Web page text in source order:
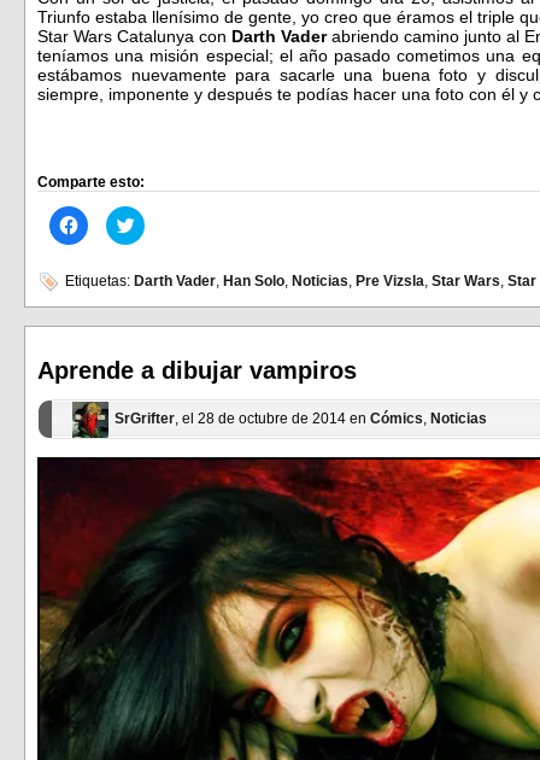
Triunfo estaba llenísimo de gente, yo creo que éramos el triple
Star Wars Catalunya con Darth Vaderabriendo camino junto al
teníamos una misión especial; el año pasado cometimos una
estábamos nuevamente para sacarle una buena foto y
siempre, imponente y después te podías hacer una foto con él y
Comparte esto:
Haz
clic
en
Facebook
(Se
abre
ventana
nueva)
Haz
clic
en
(Se
abre
ventana
nueva)
Etiquetas: Darth Vader, Han Solo, Noticias, Pre Vizsla, Star Wars, Star
Aprende a dibujar vampiros
SrGrifter, el 28 de octubre de 2014 en Cómics, Noticias